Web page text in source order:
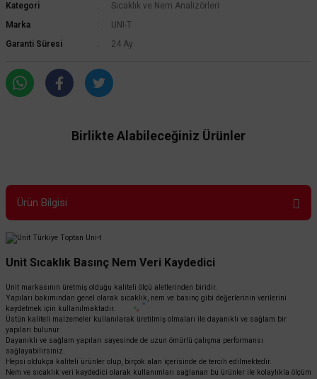
Kategori
Sıcaklık ve Nem Analizörleri
Marka
UNI-T
Garanti Süresi
24 Ay
Birlikte Alabileceğiniz Ürünler
Ürün Bilgisi
Unit Sıcaklık Basınç Nem Veri Kaydedici
Unit markasının üretmiş olduğu kaliteli ölçü aletlerinden biridir.
Yapıları bakımından genel olarak sıcaklık, nem ve basınç gibi değerlerinin verilerini
kaydetmek için kullanılmaktadır.
Üstün kaliteli malzemeler kullanılarak üretilmiş olmaları ile dayanıklı ve sağlam bir
yapıları bulunur.
Dayanıklı ve sağlam yapıları sayesinde de uzun ömürlü çalışma performansı
sağlayabilirsiniz.
Hepsi oldukça kaliteli ürünler olup, birçok alan içerisinde de tercih edilmektedir.
Nem ve sıcaklık veri kaydedici olarak kullanımları sağlanan bu ürünler ile kolaylıkla ölçüm